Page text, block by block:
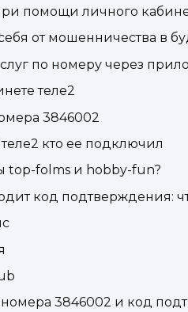
помощи личного
от мошенничества в
по номеру через
теле2
3846002
теле2 кто ее подключил
top-folms и hobby-fun?
код подтверждения:
3846002 и код